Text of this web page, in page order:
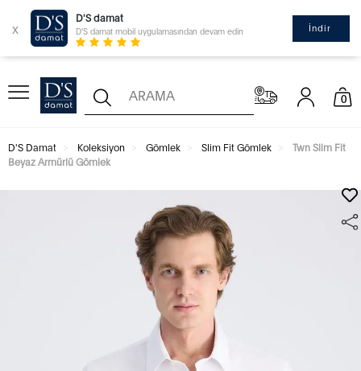
x
D'S damat
D'S damat mobil uygulamasından devam edin İndir
0
D'S Damat Koleksiyon Gömlek Slim Fit Gömlek
Twn Slim Fit
Beyaz Armürlü Gömlek